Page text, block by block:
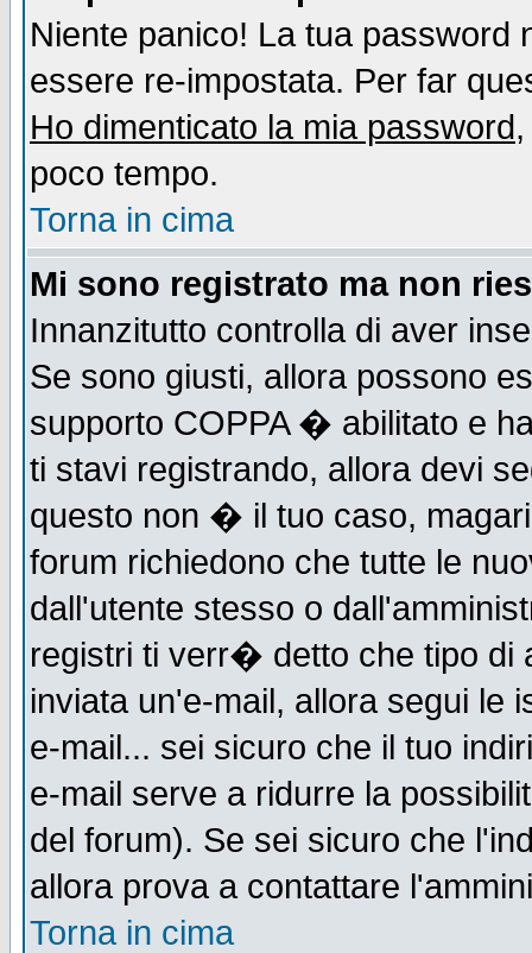
Niente panico! La tua
essere re-impostata. Per far
Ho dimenticato la mia password
poco tempo.
Torna in cima
Mi sono registrato ma non
Innanzitutto controlla di aver
Se sono giusti, allora possono
supporto COPPA � abilitato e
ti stavi registrando, allora devi
questo non � il tuo caso,
forum richiedono che tutte le
dall'utente stesso o
registri ti verr� detto che tipo
inviata un'e-mail, allora segui le
e-mail... sei sicuro che il tuo
e-mail serve a ridurre la
del forum). Se sei sicuro che
allora prova a contattare
Torna in cima